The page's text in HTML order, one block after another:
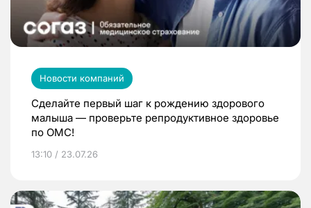
Новости компаний
Сделайте первый шаг к рождению здорового
малыша — проверьте репродуктивное здоровье
по ОМС!
13:10 / 23.07.26